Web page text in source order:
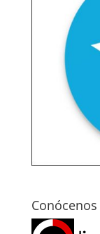
Conócenos